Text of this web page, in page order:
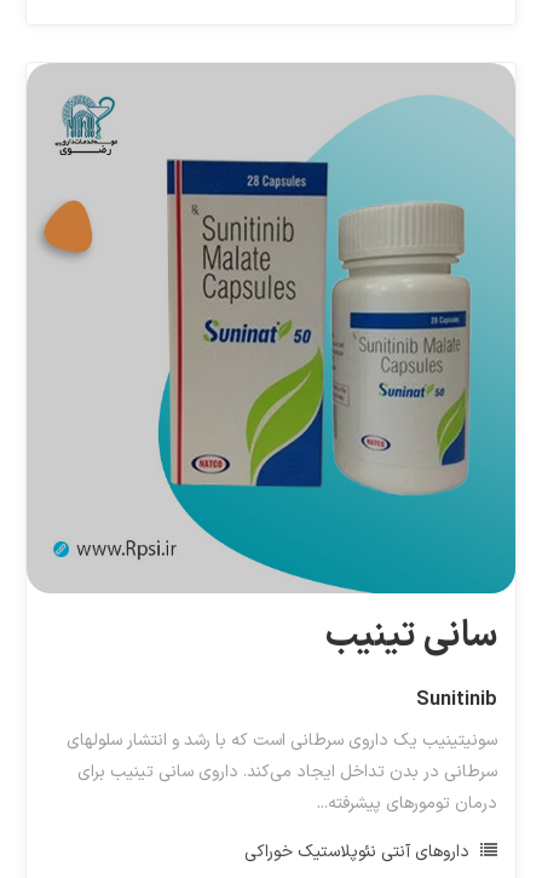
سانی تینیب
Sunitinib
سونیتینیب یک داروی سرطانی است که با رشد و انتشار سلولهای
سرطانی در بدن تداخل ایجاد می‌کند. داروی سانی تینیب برای
درمان تومورهای پیشرفته...
داروهای آنتی نئوپلاستیک خوراکی